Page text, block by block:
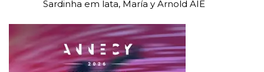
Sardinha em lata, María y Arnold AIE